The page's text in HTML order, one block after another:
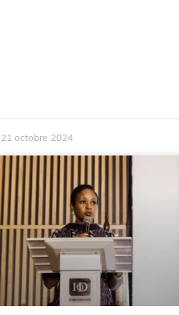
21 octobre 2024